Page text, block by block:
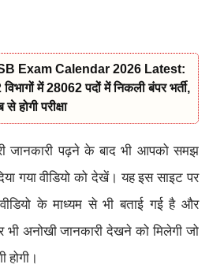
Exam Calendar 2026 Latest:
में 28062 पदों में निकली बंपर भर्ती,
होगी परीक्षा
जानकारी पढ़ने के बाद भी आपको समझ
गया वीडियो को देखें। यह इस साइट पर
के माध्यम से भी बताई गई है और
अनोखी जानकारी देखने को मिलेगी जो
होगी।